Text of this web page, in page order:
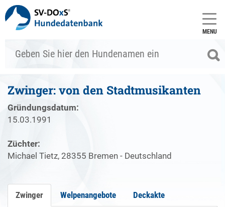
MENU
Zwinger: von den Stadtmusikanten
Gründungsdatum:
15.03.1991
Züchter:
Michael Tietz, 28355 Bremen - Deutschland
Zwinger Welpenangebote Deckakte